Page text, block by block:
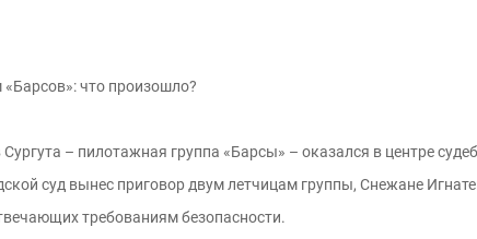
что произошло?
– пилотажная группа «Барсы» – оказался в центре
суд вынес приговор двум летчицам группы, Снежане
требованиям безопасности.